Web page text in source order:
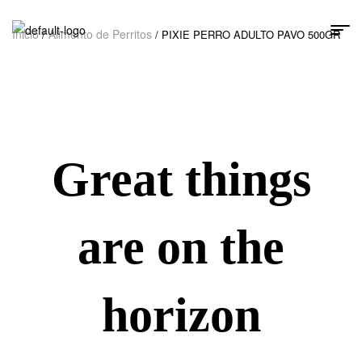
Inicio/Alimento de Perritos / PIXIE PERRO ADULTO PAVO 500GR
Great things
are on the
horizon